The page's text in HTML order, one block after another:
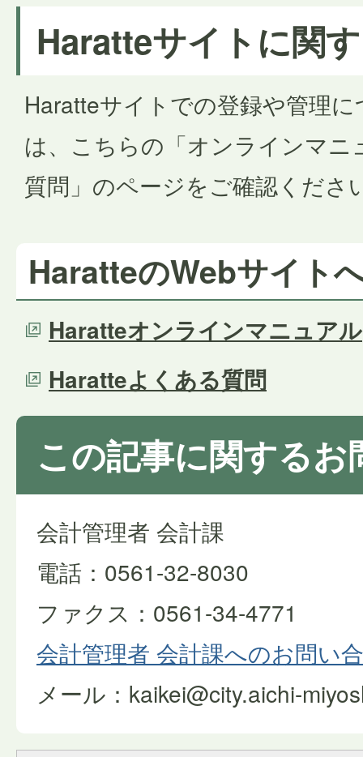
Haratteサイトに関
Haratteサイトでの登録や管理
は、こちらの「オンラインマニ
質問」のページをご確認くださ
HaratteのWebサイト
Haratteオンラインマニュアル
Haratteよくある質問
この記事に関するお
会計管理者 会計課
電話：0561-32-8030
ファクス：0561-34-4771
会計管理者 会計課へのお問い
メール：kaikei@city.aichi-